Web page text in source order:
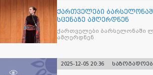
ქართველები
სცენაზე ამღერდნენ
ქართველები ბარსელონაში
ამღერდნენ
2025-12-05 20:36